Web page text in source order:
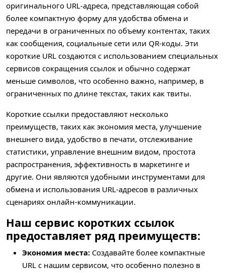
оригинального URL-адреса, представляющая собой
более компактную форму для удобства обмена и
передачи в ограниченных по объему контентах, таких
как сообщения, социальные сети или QR-коды. Эти
короткие URL создаются с использованием специальных
сервисов сокращения ссылок и обычно содержат
меньше символов, что особенно важно, например, в
ограниченных по длине текстах, таких как твиты.
Короткие ссылки предоставляют несколько
преимуществ, таких как экономия места, улучшение
внешнего вида, удобство в печати, отслеживание
статистики, управление внешним видом, простота
распространения, эффективность в маркетинге и
другие. Они являются удобными инструментами для
обмена и использования URL-адресов в различных
сценариях онлайн-коммуникации.
Наш сервис коротких ссылок
предоставляет ряд преимуществ:
Экономия места: Создавайте более компактные
URL с нашим сервисом, что особенно полезно в